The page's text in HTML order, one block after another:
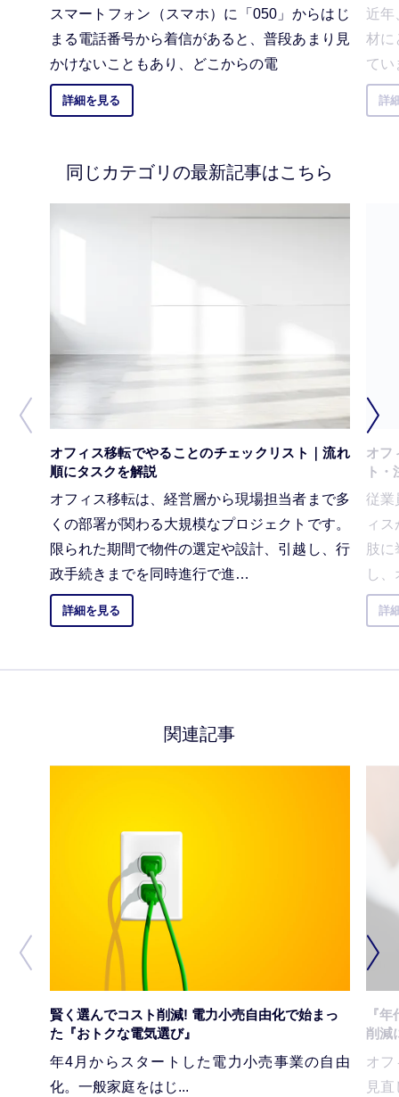
スマートフォン（スマホ）に「050」からはじ
まる電話番号から着信があると、普段あまり見
かけないこともあり、どこからの電
詳細を見る
近年
材に
てい
詳
同じカテゴリの最新記事はこちら
オフィス移転でやることのチェックリスト｜流れ
順にタスクを解説
オフィス移転は、経営層から現場担当者まで多
くの部署が関わる大規模なプロジェクトです。
限られた期間で物件の選定や設計、引越し、行
政手続きまでを同時進行で進…
詳細を見る
オフ
ト
従業
ィ
肢
し
詳
関連記事
賢く選んでコスト削減! 電力小売自由化で始まっ
た『おトクな電気選び』
年4月からスタートした電力小売事業の自由
化。一般家庭をはじ...
『
削減
オフ
見